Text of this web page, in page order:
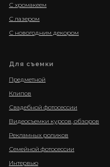
С хромакеем
С лазером
С новогодним декором
Для съемки
Предметной
Клипов
Свадебной фотосессии
Видеосъемки курсов, обзоров
Рекламных роликов
Семейной фотосессии
Интервью